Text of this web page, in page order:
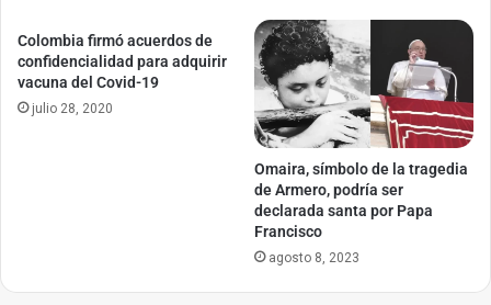
Colombia firmó acuerdos de
confidencialidad para adquirir
vacuna del Covid-19
julio 28, 2020
Omaira, símbolo de la tragedia
de Armero, podría ser
declarada santa por Papa
Francisco
agosto 8, 2023